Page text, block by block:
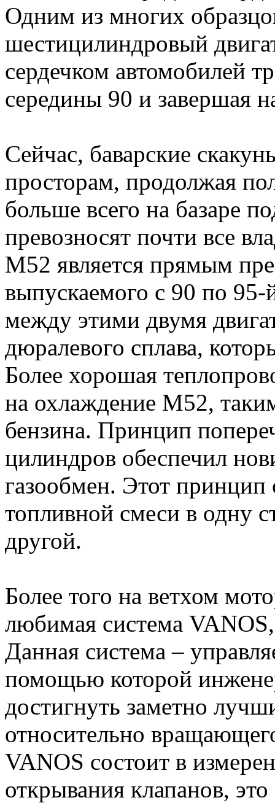
Одним из многих
шестицилиндровый
сердечком автомобилей
середины 90 и завершая
Сейчас, баварские
просторам, продолжая
больше всего на базаре
превозносят почти все
M52 является прямым
выпускаемого с 90 по
между этими двумя
дюралевого сплава,
Более хорошая
на охлаждение M52,
бензина. Принцип
цилиндров обеспечил
газообмен. Этот принцип
топливной смеси в одну
другой.
Более того на ветхом
любимая система
Данная система –
помощью которой
достигнуть заметно
относительно
VANOS состоит в
открывания клапанов,